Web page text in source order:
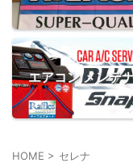
エアコン メンテ
HOME > セレナ